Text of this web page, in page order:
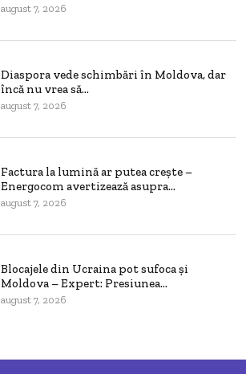
august 7, 2026
Diaspora vede schimbări în Moldova, dar
încă nu vrea să...
august 7, 2026
Factura la lumină ar putea crește –
Energocom avertizează asupra...
august 7, 2026
Blocajele din Ucraina pot sufoca și
Moldova – Expert: Presiunea...
august 7, 2026